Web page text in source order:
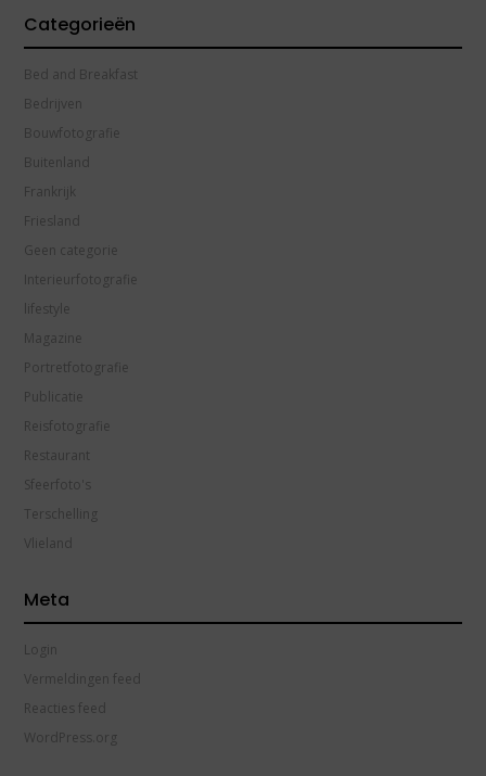
Categorieën
Bed and Breakfast
Bedrijven
Bouwfotografie
Buitenland
Frankrijk
Friesland
Geen categorie
Interieurfotografie
lifestyle
Magazine
Portretfotografie
Publicatie
Reisfotografie
Restaurant
Sfeerfoto's
Terschelling
Vlieland
Meta
Login
Vermeldingen feed
Reacties feed
WordPress.org